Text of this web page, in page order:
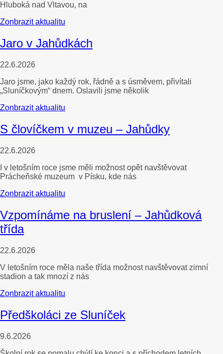
Hluboká nad Vltavou, na
Zonbrazit aktualitu
Jaro v Jahůdkách
22.6.2026
Jaro jsme, jako každý rok, řádně a s úsměvem, přivítali
„Sluníčkovým“ dnem. Oslavili jsme několik
Zonbrazit aktualitu
S človíčkem v muzeu – Jahůdky
22.6.2026
I v letošním roce jsme měli možnost opět navštěvovat
Prácheňské muzeum v Písku, kde nás
Zonbrazit aktualitu
Vzpomínáme na bruslení – Jahůdková
třída
22.6.2026
V letošním roce měla naše třída možnost navštěvovat zimní
stadion a tak mnozí z nás
Zonbrazit aktualitu
Předškoláci ze Sluníček
9.6.2026